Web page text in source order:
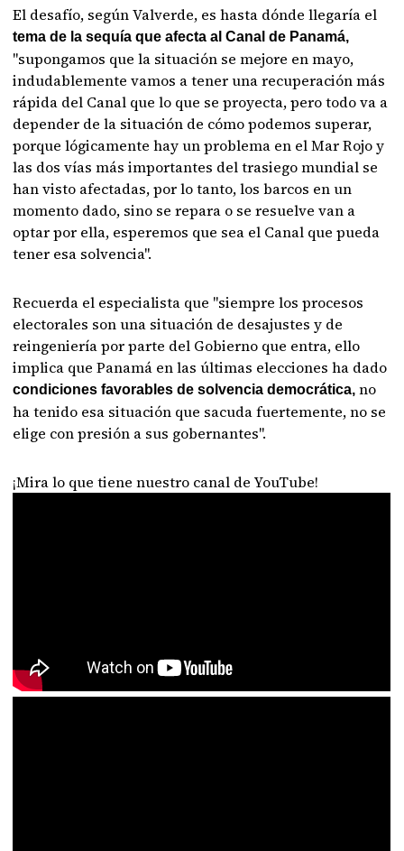
El desafío, según Valverde, es hasta dónde llegaría el
tema de la sequía que afecta al Canal de Panamá,
"supongamos que la situación se mejore en mayo,
indudablemente vamos a tener una recuperación más
rápida del Canal que lo que se proyecta, pero todo va a
depender de la situación de cómo podemos superar,
porque lógicamente hay un problema en el Mar Rojo y
las dos vías más importantes del trasiego mundial se
han visto afectadas, por lo tanto, los barcos en un
momento dado, sino se repara o se resuelve van a
optar por ella, esperemos que sea el Canal que pueda
tener esa solvencia".
Recuerda el especialista que "siempre los procesos
electorales son una situación de desajustes y de
reingeniería por parte del Gobierno que entra, ello
implica que Panamá en las últimas elecciones ha dado
condiciones favorables de solvencia democrática,no
ha tenido esa situación que sacuda fuertemente, no se
elige con presión a sus gobernantes".
¡Mira lo que tiene nuestro canal de YouTube!